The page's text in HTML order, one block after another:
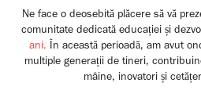
Ne face o deosebită plăcere să vă
comunitate dedicată educației și
ani. În această perioadă, am avut
multiple generații de tineri,
mâine, inovatori și